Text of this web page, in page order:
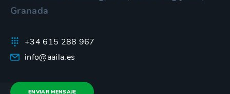
Granada
+34 615 288 967
info@aaila.es
ENVIAR MENSAJE